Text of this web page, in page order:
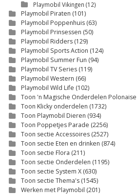
Playmobil Vikingen (12)
Playmobil Piraten (101)
Playmobil Poppenhuis (63)
Playmobil Prinsessen (50)
Playmobil Ridders (129)
Playmobil Sports Action (124)
Playmobil Summer Fun (94)
Playmobil TV Series (119)
Playmobil Western (66)
Playmobil Wild Life (102)
Toon 'n Magische Onderdelen Polonaise
Toon Klicky onderdelen (1732)
Toon Playmobil Dieren (934)
Toon Poppetjes Parade (2256)
Toon sectie Accessoires (2527)
Toon sectie Eten en drinken (874)
Toon sectie Flora (211)
Toon sectie Onderdelen (1195)
Toon sectie System X (630)
Toon sectie Thema's (1545)
Werken met Playmobil (201)